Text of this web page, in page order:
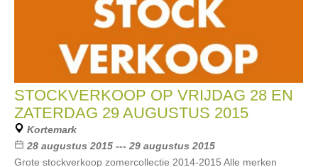
STOCKVERKOOP OP VRIJDAG 28 EN
ZATERDAG 29 AUGUSTUS 2015
Kortemark
28 augustus 2015 --- 29 augustus 2015
Grote stockverkoop zomercollectie 2014-2015 Alle merken